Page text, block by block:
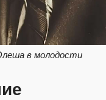
в молодости